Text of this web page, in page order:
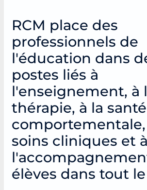
RCM place des
professionnels de
l'éducation dans
postes liés à
l'enseignement, à
thérapie, à la santé
soins cliniques et à
élèves dans tout